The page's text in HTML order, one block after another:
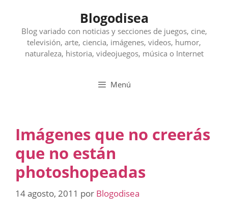
contenido
Blogodisea
Blog variado con noticias y secciones de juegos, cine,
televisión, arte, ciencia, imágenes, videos, humor,
naturaleza, historia, videojuegos, música o Internet
Menú
Imágenes que no creerás
que no están
photoshopeadas
14 agosto, 2011 por Blogodisea